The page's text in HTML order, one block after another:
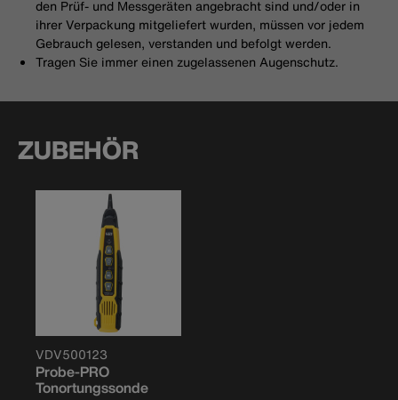
den Prüf- und Messgeräten angebracht sind und/oder in
ihrer Verpackung mitgeliefert wurden, müssen vor jedem
Gebrauch gelesen, verstanden und befolgt werden.
Tragen Sie immer einen zugelassenen Augenschutz.
ZUBEHÖR
VDV500123
Probe-PRO
Tonortungssonde